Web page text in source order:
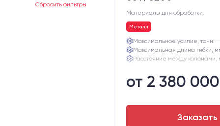
Сбросить фильтры
Материалы для обработки:
Металл
Максимальное усилие, тонн:
Максимальная длина гибки,
Расстояние между колонами,
Ход траверсы, мм:
Максимальная высота
от 2 380
Заказать